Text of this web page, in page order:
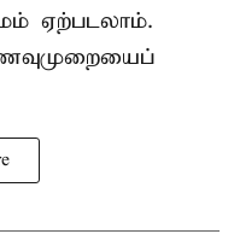
ஏற்படலாம்.